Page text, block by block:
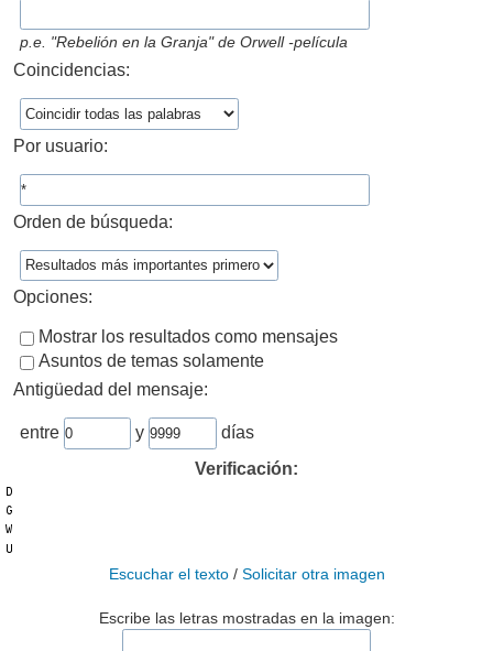
p.e. "Rebelión en la Granja" de Orwell -película
Coincidencias:
Por usuario:
Orden de búsqueda:
Opciones:
Mostrar los resultados como mensajes
Asuntos de temas solamente
Antigüedad del mensaje:
entre y
días
Verificación:
Escuchar el texto/ Solicitar otra imagen
Escribe las letras mostradas en la imagen: